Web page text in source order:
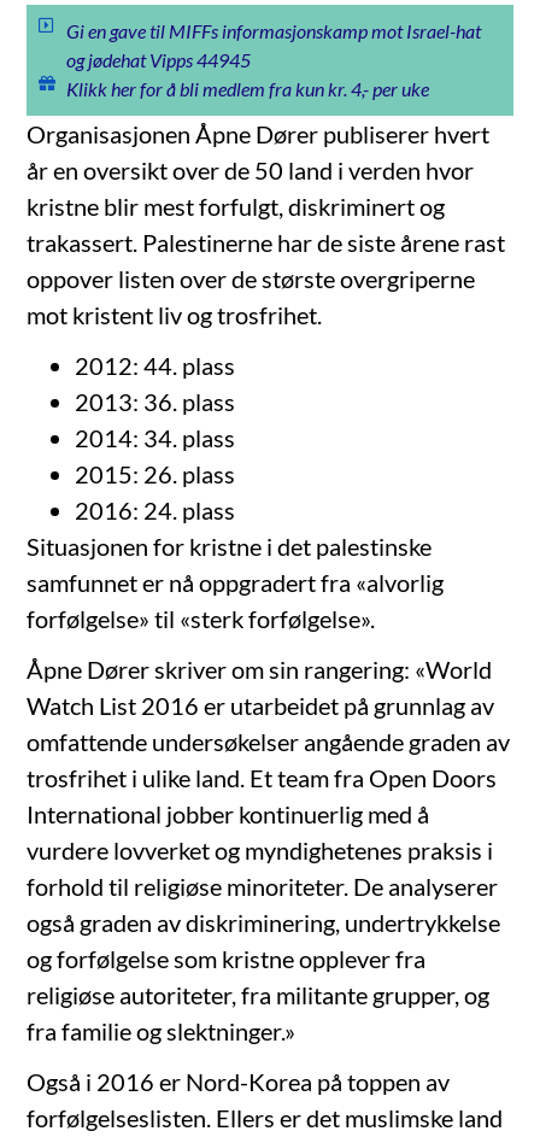
Gi en gave til MIFFs informasjonskamp mot Israel-hat
og jødehat Vipps 44945
Klikk her for å bli medlem fra kun kr. 4,- per uke
Organisasjonen Åpne Dører publiserer hvert
år en oversikt over de 50 land i verden hvor
kristne blir mest forfulgt, diskriminert og
trakassert. Palestinerne har de siste årene rast
oppover listen over de største overgriperne
mot kristent liv og trosfrihet.
2012: 44. plass
2013: 36. plass
2014: 34. plass
2015: 26. plass
2016: 24. plass
Situasjonen for kristne i det palestinske
samfunnet er nå oppgradert fra «alvorlig
forfølgelse» til «sterk forfølgelse».
Åpne Dører skriver om sin rangering: «World
Watch List 2016 er utarbeidet på grunnlag av
omfattende undersøkelser angående graden av
trosfrihet i ulike land. Et team fra Open Doors
International jobber kontinuerlig med å
vurdere lovverket og myndighetenes praksis i
forhold til religiøse minoriteter. De analyserer
også graden av diskriminering, undertrykkelse
og forfølgelse som kristne opplever fra
religiøse autoriteter, fra militante grupper, og
fra familie og slektninger.»
Også i 2016 er Nord-Korea på toppen av
forfølgelseslisten. Ellers er det muslimske land